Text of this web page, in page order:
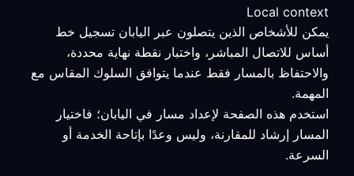
Local context
يمكن للأشخاص الذين يتصلون عبر اليابان تسجيل خط
أساس للاتصال المباشر، واختبار نقطة نهاية محددة،
والاحتفاظ بالمسار فقط عندما يتوافق السلوك المقاس مع
المهمة.
استخدم هذه الصفحة لإعداد مسار في اليابان؛ فاختيار
المسار إرشاد للمقارنة، وليس وعدًا بإتاحة الخدمة أو
السرعة.